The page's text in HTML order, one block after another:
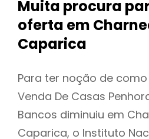
Muita procura
oferta em
Caparica
Para ter noção de
Venda De Casas
Bancos diminuiu em
Caparica, o Instituto